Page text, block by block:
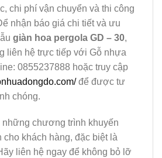
chi phí vận chuyển và thi công
nhận báo giá chi tiết và ưu
giàn hoa pergola GD – 30,
liên hệ trực tiếp với Gỗ nhựa
0855237888 hoặc truy cập
để được tư
chóng.
những chương trình khuyến
cho khách hàng, đặc biệt là
liên hệ ngay để không bỏ lỡ